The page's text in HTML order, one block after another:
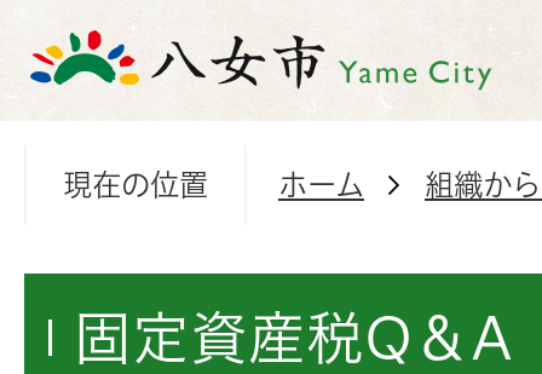
現在の位置 ホーム 組織か
固定資産税Q＆A